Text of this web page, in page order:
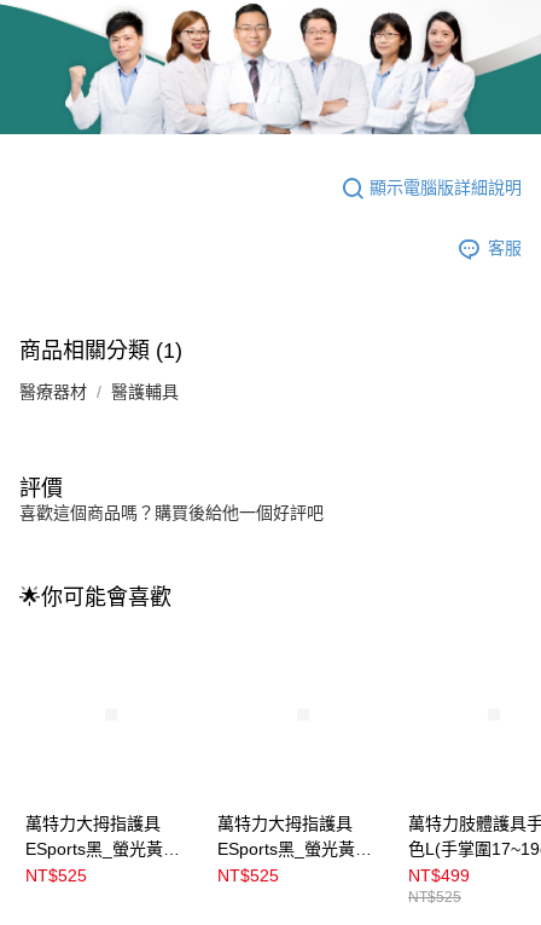
顯示電腦版詳細說明
客服
商品相關分類 (1)
醫療器材 醫護輔具
評價
喜歡這個商品嗎？購買後給他一個好評吧
🌟你可能會喜歡
萬特力大拇指護具
ESports黑_螢光黃
M_L(手掌圍19~21cm)
NT$525
萬特力大拇指護具
ESports黑_螢光黃
S_M(手掌圍17~19cm)
NT$525
萬特力肢體護具
色L(手掌圍
NT$499
NT$525